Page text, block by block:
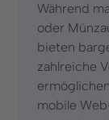
Während
oder
bieten
zahlreiche
mobile
Groß- und
Infrastruktur,
Städte und